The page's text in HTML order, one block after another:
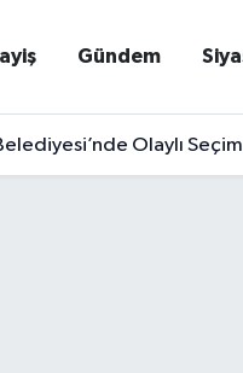
Gündem
Olaylı